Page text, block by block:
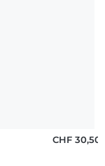
CHF 30,50